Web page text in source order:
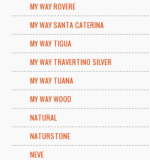
MY WAY ROVERE
MY WAY SANTA CATERINA
MY WAY TIGUA
MY WAY TRAVERTINO SILVER
MY WAY TUANA
MY WAY WOOD
NATURAL
NATURSTONE
NEVE